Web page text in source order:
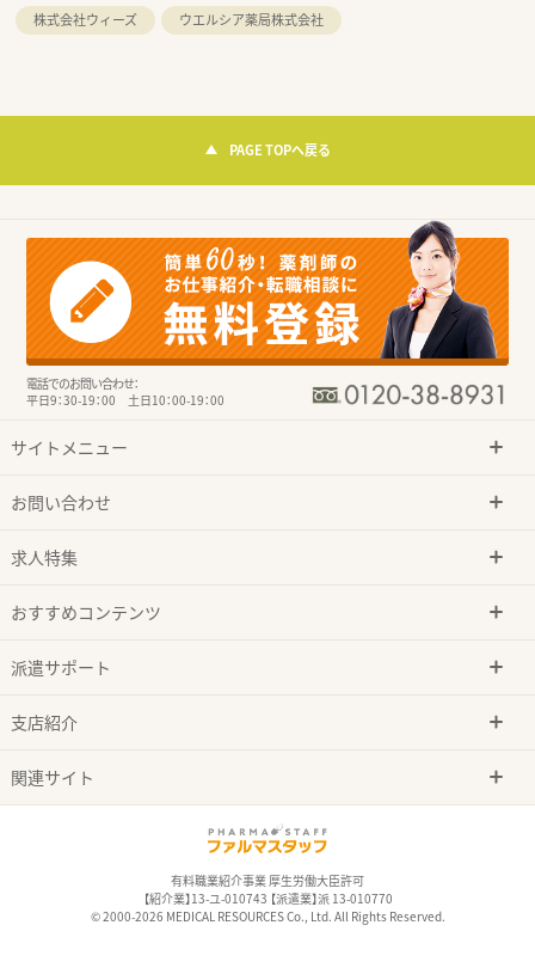
株式会社ウィーズ
ウエルシア薬局株式会社
PAGE TOPへ戻る
電話でのお問い合わせ：
平日9：30-19：00 土日10：00-19：00
サイトメニュー
お問い合わせ
求人特集
おすすめコンテンツ
派遣サポート
支店紹介
関連サイト
有料職業紹介事業 厚生労働大臣許可
【紹介業】13-ユ-010743 【派遣業】派 13-010770
© 2000-2026 MEDICAL RESOURCES Co., Ltd. All Rights Reserved.